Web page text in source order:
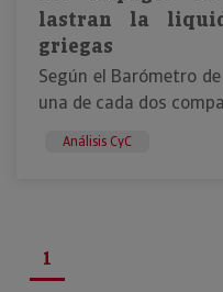
lastran la
griegas
Según el Barómetro
una de cada dos
Análisis CyC
1